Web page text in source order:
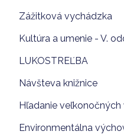
Zážitková vychádzka
Kultúra a umenie - V.
LUKOSTREĽBA
Návšteva knižnice
Hľadanie veľkonočných
Environmentálna